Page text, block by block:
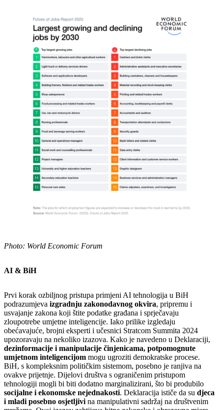
Photo: World Economic Forum
AI & BiH
Prvi korak ozbiljnog pristupa primjeni AI tehnologija u BiH
podrazumjeva izgradnju zakonodavnog okvira, pripremu i
usvajanje zakona koji štite podatke građana i sprječavaju
zloupotrebe umjetne inteligencije. Iako prilike izgledaju
obećavajuće, brojni eksperti i učesnici Stratcom Summita 2024
upozoravaju na nekoliko izazova. Kako je navedeno u Deklaraciji,
dezinformacije i manipulacije činjenicama, potpomognute
umjetnom inteligencijom mogu ugroziti demokratske procese.
BiH, s kompleksnim političkim sistemom, posebno je ranjiva na
ovakve prijetnje. Dijelovi društva s ograničenim pristupom
tehnologiji mogli bi biti dodatno marginalizirani, što bi produbilo
socijalne i ekonomske nejednakosti. Deklaracija ističe da su djeca
i mladi posebno osjetljivi na manipulativni sadržaj na društvenim